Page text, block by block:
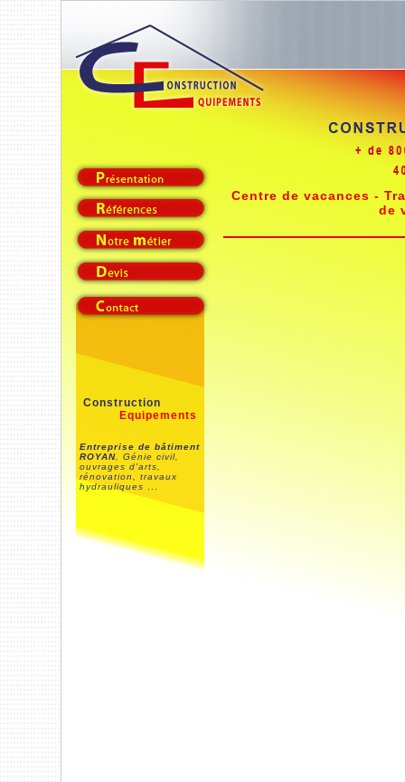
Construction
Equipements
Entreprise de bâtiment
ROYAN , Génie civil,
ouvrages d'arts,
rénovation, travaux
hydrauliques
Centre de vacances -
de